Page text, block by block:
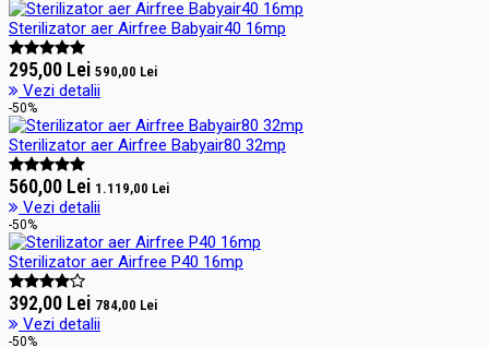
Sterilizator aer Airfree Babyair40 16mp
295,00 Lei 590,00 Lei
Vezi detalii
-50%
Sterilizator aer Airfree Babyair80 32mp
560,00 Lei 1.119,00 Lei
Vezi detalii
-50%
Sterilizator aer Airfree P40 16mp
392,00 Lei 784,00 Lei
Vezi detalii
-50%